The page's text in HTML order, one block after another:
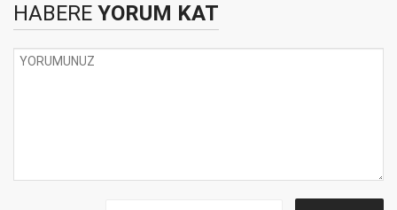
HABERE YORUM KAT